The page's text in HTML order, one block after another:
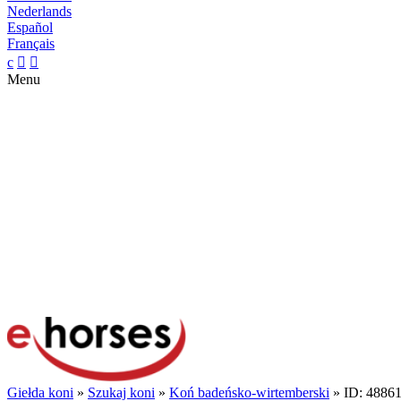
Nederlands
Español
Français
c  
Menu
Giełda koni » Szukaj koni » Koń badeńsko-wirtemberski » ID: